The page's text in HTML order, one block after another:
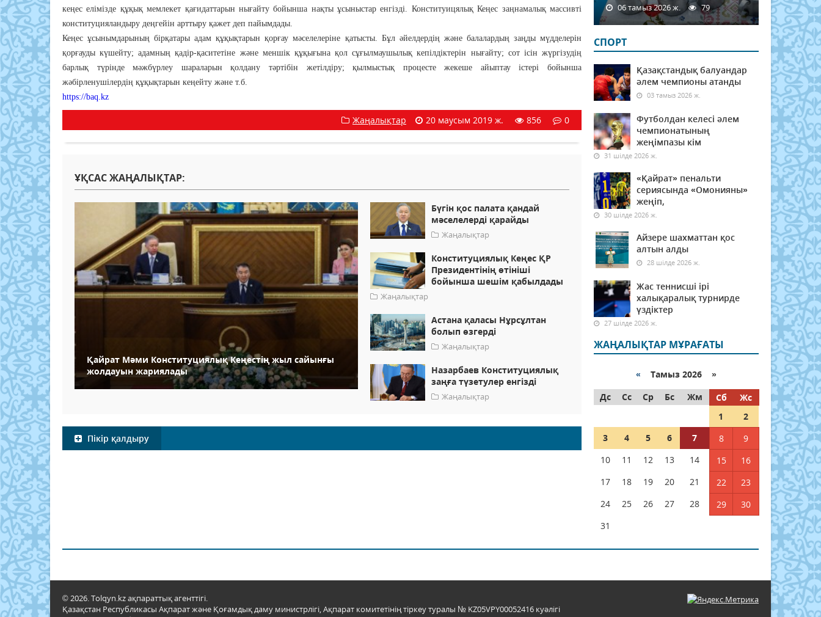
кеңес елімізде құқық мемлекет қағидаттарын нығайту бойынша нақты ұсыныстар енгізді. Конституицялық Кеңес заңнамалық массивті
конституцияландыру деңгейін арттыру қажет деп пайымдады.
Кеңес ұсынымдарының бірқатары адам құқықтарын қорғау мәселелеріне қатысты. Бұл әйелдердің және балалардың заңды мүдделерін
қорғауды күшейту; адамның қадір-қаситетіне және меншік құқығына қол сұғылмаушылық кепілдіктерін нығайту; сот ісін жүргізудің
барлық түрінде мәжбүрлеу шараларын қолдану тәртібін жетілдіру; қылмыстық процесте жекеше айыптау істері бойынша
жәбірленушілердің құқықтарын кеңейту және т.б.
https://baq.kz
Жаңалықтар 20 маусым 2019 ж. 856 0
ҰҚСАС ЖАҢАЛЫҚТАР:
Қайрат Мәми Конституциялық Кеңестің жыл сайынғы
жолдауын жариялады
Бүгін қос палата қандай
мәселелерді қарайды
Жаңалықтар
Конституциялық Кеңес ҚР
Президентінің өтініші
бойынша шешім қабылдады
Жаңалықтар
Астана қаласы Нұрсұлтан
болып өзгерді
Жаңалықтар
Назарбаев Конституциялық
заңға түзетулер енгізді
Жаңалықтар
Пікір қалдыру
06 тамыз 2026 ж. 79
СПОРТ
Қазақстандық балуандар
әлем чемпионы атанды
03 тамыз 2026 ж.
Футболдан келесі әлем
чемпионатының
жеңімпазы кім
31 шілде 2026 ж.
«Қайрат» пенальти
сериясында «Омонияны»
жеңіп,
30 шілде 2026 ж.
Айзере шахматтан қос
алтын алды
28 шілде 2026 ж.
Жас теннисші ірі
халықаралық турнирде
үздіктер
27 шілде 2026 ж.
ЖАҢАЛЫҚТАР МҰРАҒАТЫ
« Тамыз 2026 »
Дс
Сс Ср Бс Жм Сб
Жс
1
2
3
4 5 6 7 8
9
10
11 12 13 14 15
16
17
18 19 20 21 22
23
24
25 26 27 28 29
30
31
© 2026. Tolqyn.kz ақпараттық агенттігі.
Қазақстан Республикасы Ақпарат және Қоғамдық даму министрлігі, Ақпарат комитетінің тіркеу туралы № KZ05VPY00052416 куәлігі